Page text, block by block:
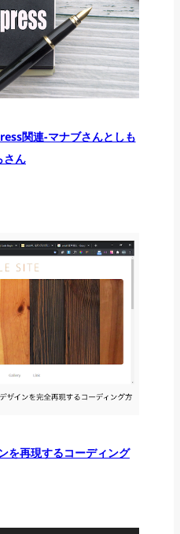
関連-マナブさんとしも
さん
を再現するコーディング